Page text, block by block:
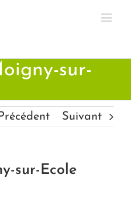
sur-
Suivant
sur-Ecole